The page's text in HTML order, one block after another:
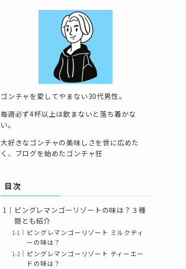
ゴンチャを愛してやまない30代男性。
毎週必ず4杯以上は飲まないと落ち着かな
い。
大好きなゴンチャの美味しさを世に広めた
く、ブログを始めたゴンチャ狂
目次
ピングレマンゴーリゾートの味は？３種
類とも紹介
ピングレマンゴーリゾート ミルクティ
ーの味は？
ピングレマンゴーリゾート ティーエー
ドの味は？